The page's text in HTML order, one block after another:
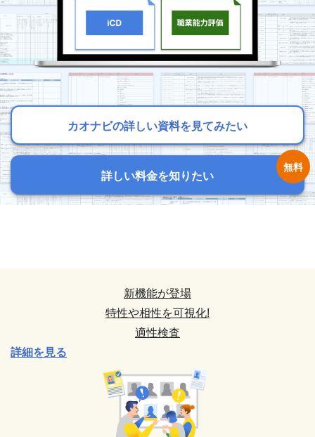
カオナビの詳しい資料を見てみたい
詳しい料金を知りたい
カオナビの詳しい資料を見てみたい
詳しい料金を知りたい
カオナビの詳しい資料を見てみたい
詳しい料金を知りたい
新機能が登場
特性や相性を可視化!
適性検査
詳細を見る